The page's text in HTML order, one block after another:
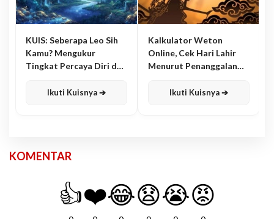
KUIS: Seberapa Leo Sih
Kamu? Mengukur
Tingkat Percaya Diri dan
Ikuti Kuisnya ➔
Kalkulator Weton
Online, Cek Hari Lahir
Menurut Penanggalan
Ikuti Kuisnya ➔
KOMENTAR
👍❤️😂😧😭😡